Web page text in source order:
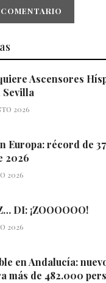
Ascensores
Sevilla
2026
Europa: récord de
2026
2026
DI: ¡ZOOOOOO!
2026
en Andalucía:
más de 482.000